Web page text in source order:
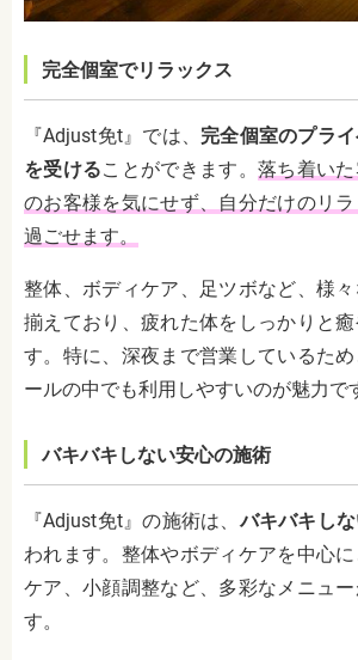
完全個室でリラックス
『Adjust免t』では、 完全個室のプラ
を受けることができます。落ち着い
のお客様を気にせず、自分だけのリ
過ごせます。
整体、ボディケア、足ツボなど、様
揃えており、疲れた体をしっかりと
す。特に、深夜まで営業しているた
ールの中でも利用しやすいのが魅力で
バキバキしない安心の施術
『Adjust免t』の施術は、バキバキし
われます。整体やボディケアを中心
ケア、小顔調整など、多彩なメニュ
す。